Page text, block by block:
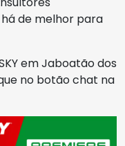
de melhor para
em Jaboatão dos
no botão chat na